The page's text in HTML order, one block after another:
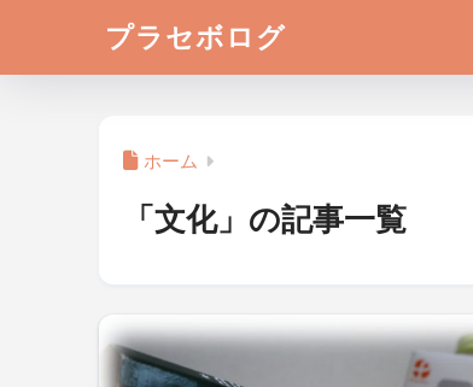
プラセボログ
ホーム
「文化」の記事一覧